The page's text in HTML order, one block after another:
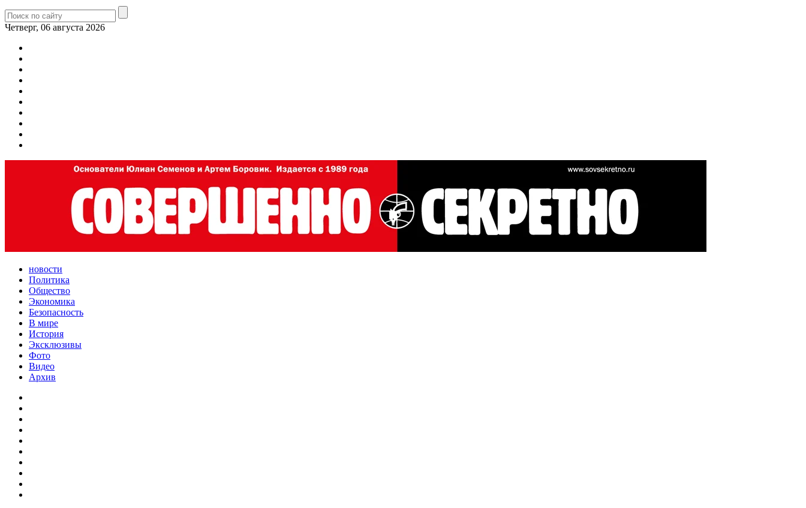
Четверг, 06 августа 2026
новости
Политика
Общество
Экономика
Безопасность
В мире
История
Эксклюзивы
Фото
Видео
Архив